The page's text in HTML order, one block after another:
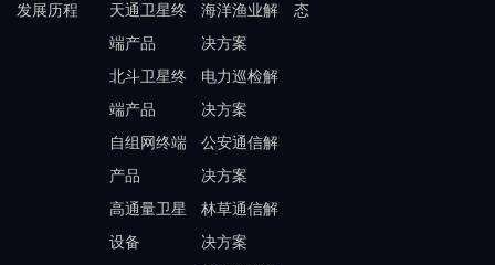
发展历程
天通卫星终
端产品
北斗卫星终
端产品
自组网终端
产品
高通量卫星
设备
海洋渔业解
决方案
电力巡检解
决方案
公安通信解
决方案
林草通信解
决方案
态